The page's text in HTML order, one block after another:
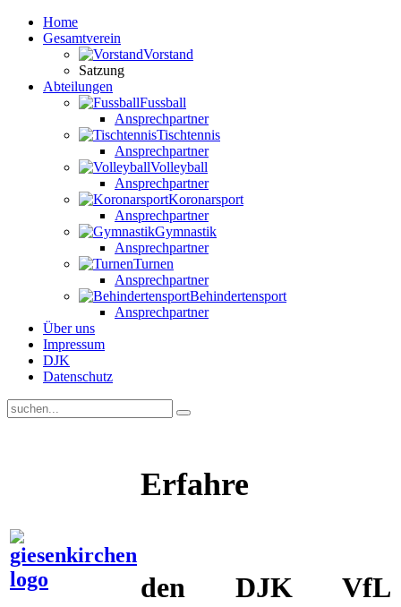
Home
Gesamtverein
Vorstand
Satzung
Abteilungen
Fussball
Ansprechpartner
Tischtennis
Ansprechpartner
Volleyball
Ansprechpartner
Koronarsport
Ansprechpartner
Gymnastik
Ansprechpartner
Turnen
Ansprechpartner
Behindertensport
Ansprechpartner
Über uns
Impressum
DJK
Datenschutz
Erfahre
den DJK VfL